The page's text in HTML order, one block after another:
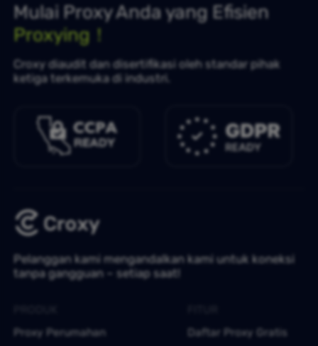
Mulai Proxy Anda yang Efisien
Proxying！
Croxy diaudit dan disertifikasi oleh standar pihak
ketiga terkemuka di industri.
Pelanggan kami mengandalkan kami untuk koneksi
tanpa gangguan – setiap saat!
Proxy Perumahan
Daftar Proxy Gratis